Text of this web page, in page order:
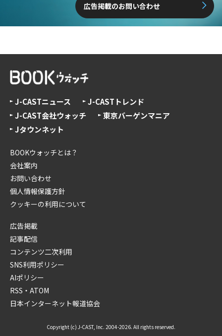
広告掲載のお問い合わせ
J-CASTニュース
J-CASTトレンド
J-CAST会社ウォッチ
東京バーゲンマニア
Jタウンネット
BOOKウォッチとは？
会社案内
お問い合わせ
個人情報保護方針
クッキーの利用について
広告掲載
記事配信
コンテンツ二次利用
SNS利用ポリシー
AIポリシー
RSS・ATOM
日本インターネット報道協会
Copyright (c) J-CAST, Inc. 2004-2026. All rights reserved.